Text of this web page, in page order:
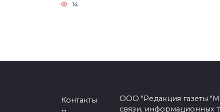
14
Контакты
ООО "Редакция газеты
связи, информационных